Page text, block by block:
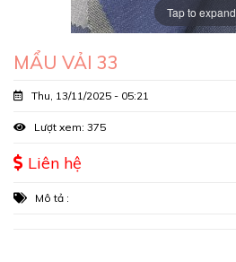
Tap to expand
MẨU VẢI 33
Thu, 13/11/2025 - 05:21
Lượt xem: 375
Liên hệ
Mô tả :